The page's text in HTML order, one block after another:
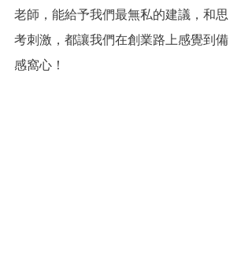
老師，能給予我們最無私的建議，和思
考刺激，都讓我們在創業路上感覺到備
感窩心！